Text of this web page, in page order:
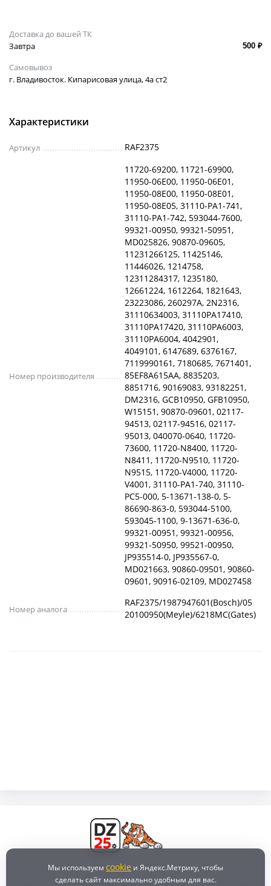
Доставка до вашей ТК
Завтра
500 ₽
Самовывоз
г. Владивосток. Кипарисовая улица, 4а ст2
Характеристики
Артикул RAF2375
Номер производителя
11720-69200, 11721-69900,
11950-06E00, 11950-06E01,
11950-08E00, 11950-08E01,
11950-08E05, 31110-PA1-741,
31110-PA1-742, 593044-7600,
99321-00950, 99321-50951,
MD025826, 90870-09605,
11231266125, 11425146,
11446026, 1214758,
12311284317, 1235180,
12661224, 1612264, 1821643,
23223086, 260297A, 2N2316,
31110634003, 31110PA17410,
31110PA17420, 31110PA6003,
31110PA6004, 4042901,
4049101, 6147689, 6376167,
7119990161, 7180685, 7671401,
85EF8A615AA, 8835203,
8851716, 90169083, 93182251,
DM2316, GCB10950, GFB10950,
W15151, 90870-09601, 02117-
94513, 02117-94516, 02117-
95013, 040070-0640, 11720-
73600, 11720-N8400, 11720-
N8411, 11720-N9510, 11720-
N9515, 11720-V4000, 11720-
V4001, 31110-PA1-740, 31110-
PC5-000, 5-13671-138-0, 5-
86690-863-0, 593044-5100,
593045-1100, 9-13671-636-0,
99321-00951, 99321-00956,
99321-50950, 99521-00950,
JP935514-0, JP935567-0,
MD021663, 90860-09501, 90860-
09601, 90916-02109, MD027458
Номер аналога
RAF2375/1987947601(Bosch)/05
20100950(Meyle)/6218MC(Gates)
Мы используем cookie и Яндекс.Метрику, чтобы
сделать сайт максимально удобным для вас.